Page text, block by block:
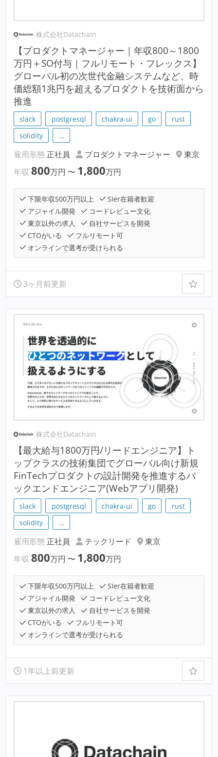
株式会社Datachain
【プロダクトマネージャー｜年収800～1800
万円＋SO付与｜フルリモート・フレックス】
グローバル初の次世代金融システムなど、時
価総額1兆円を超えるプロダクトを技術面から
推進
slack postgresql chakra-ui go
rust
solidity
…
雇用形態 正社員 プロダクトマネージャー
東京
年収 800万円 〜 1,800万円
下限年収500万円以上
SIer在籍者歓迎
アジャイル開発
コードレビュー文化
東京以外の求人
自社サービスを開発
CTOがいる
フルリモート可
オンラインで選考が受けられる
3ヶ月前更新
株式会社Datachain
【最大給与1800万円/リードエンジニア】ト
ップクラスの技術集団でグローバル向け新規
FinTechプロダクトの設計開発を推進するバ
ックエンドエンジニア(Webアプリ開発)
slack postgresql chakra-ui go
rust
solidity
…
雇用形態 正社員 テックリード
東京
年収 800万円 〜 1,800万円
下限年収500万円以上
SIer在籍者歓迎
アジャイル開発
コードレビュー文化
東京以外の求人
自社サービスを開発
CTOがいる
フルリモート可
オンラインで選考が受けられる
1年以上前更新